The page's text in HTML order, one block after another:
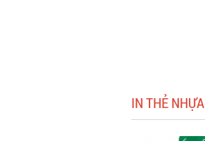
IN THẺ NHỰA